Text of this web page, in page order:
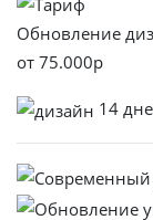
Обновление
от 75.000р
14